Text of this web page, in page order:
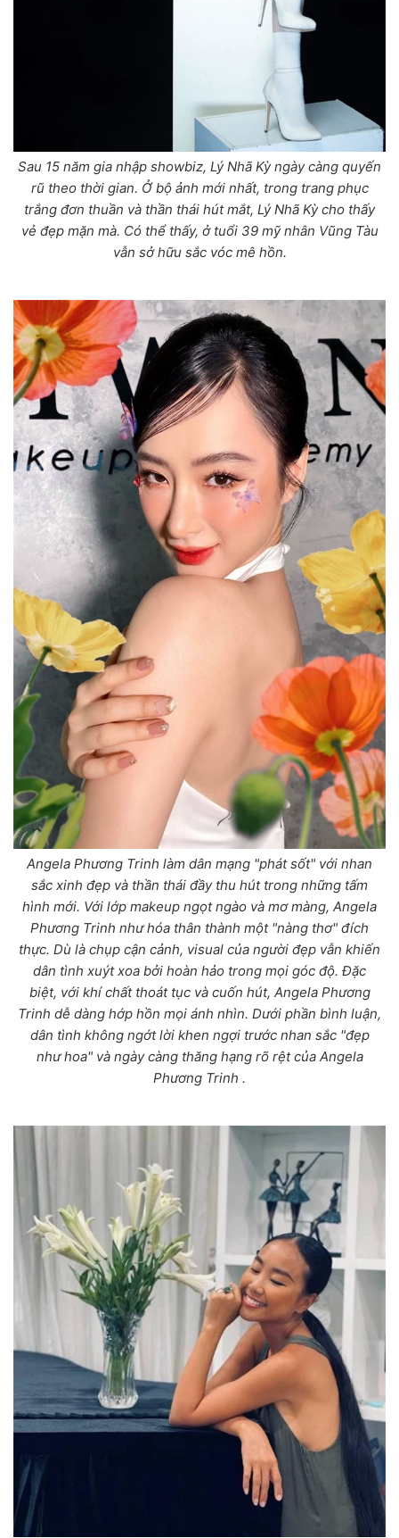
Sau 15 năm gia nhập showbiz, Lý Nhã Kỳ ngày càng quyến
rũ theo thời gian. Ở bộ ảnh mới nhất, trong trang phục
trắng đơn thuần và thần thái hút mắt, Lý Nhã Kỳ cho thấy
vẻ đẹp mặn mà. Có thể thấy, ở tuổi 39 mỹ nhân Vũng Tàu
vẫn sở hữu sắc vóc mê hồn.
Angela Phương Trinh làm dân mạng "phát sốt" với nhan
sắc xinh đẹp và thần thái đầy thu hút trong những tấm
hình mới. Với lớp makeup ngọt ngào và mơ màng, Angela
Phương Trinh như hóa thân thành một "nàng thơ" đích
thực. Dù là chụp cận cảnh, visual của người đẹp vẫn khiến
dân tình xuýt xoa bởi hoàn hảo trong mọi góc độ. Đặc
biệt, với khí chất thoát tục và cuốn hút, Angela Phương
Trinh dễ dàng hớp hồn mọi ánh nhìn. Dưới phần bình luận,
dân tình không ngớt lời khen ngợi trước nhan sắc "đẹp
như hoa" và ngày càng thăng hạng rõ rệt của Angela
Phương Trinh .